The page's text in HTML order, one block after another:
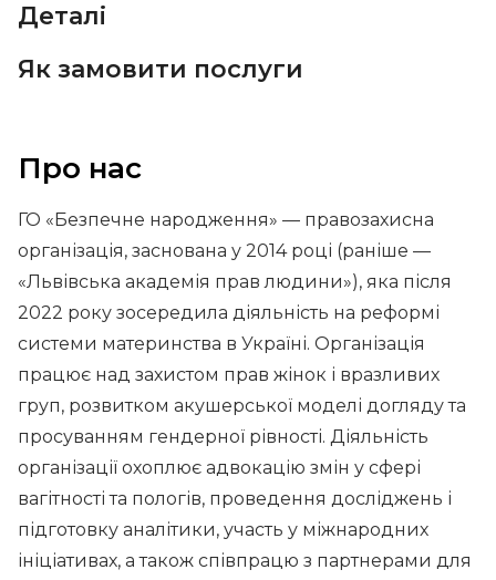
Про нас
ГО «Безпечне народження» — правозахисна
організація, заснована у 2014 році (раніше —
«Львівська академія прав людини»), яка після
2022 року зосередила діяльність на реформі
системи материнства в Україні. Організація
працює над захистом прав жінок і вразливих
груп, розвитком акушерської моделі догляду та
просуванням гендерної рівності. Діяльність
організації охоплює адвокацію змін у сфері
вагітності та пологів, проведення досліджень і
підготовку аналітики, участь у міжнародних
ініціативах, а також співпрацю з партнерами для
Деталі
Як замовити послуги